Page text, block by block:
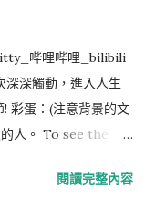
哔哩哔哩_bilibili
深深觸動，進入人生
彩蛋：(注意背景的文
人。 To see the
walls. 通往表面下
閱讀完整內容